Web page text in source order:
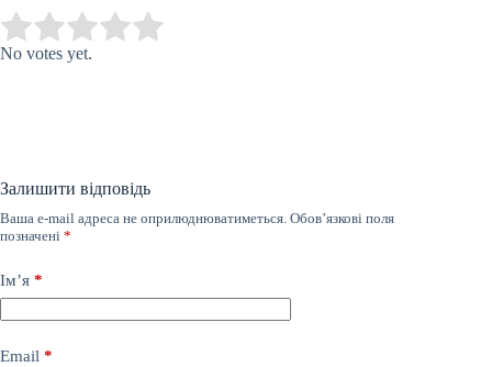
Rate this item:
No votes yet.
Залишити відповідь
Ваша e-mail адреса не оприлюднюватиметься. Обов’язкові поля
позначені *
Ім’я *
Email *